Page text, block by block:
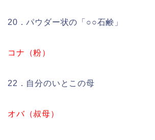
20．パウダー状の「○○石鹸」
コナ（粉）
22．自分のいとこの母
オバ（叔母）